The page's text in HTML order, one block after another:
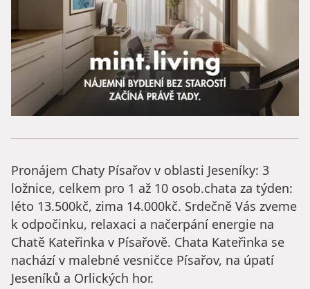
Pronájem Chaty Písařov v oblasti Jeseníky: 3
ložnice, celkem pro 1 až 10 osob.chata za týden:
léto 13.500kč, zima 14.000kč. Srdečně Vás zveme
k odpočinku, relaxaci a načerpání energie na
Chatě Kateřinka v Písařově. Chata Kateřinka se
nachází v malebné vesničce Písařov, na úpatí
Jeseníků a Orlických hor.